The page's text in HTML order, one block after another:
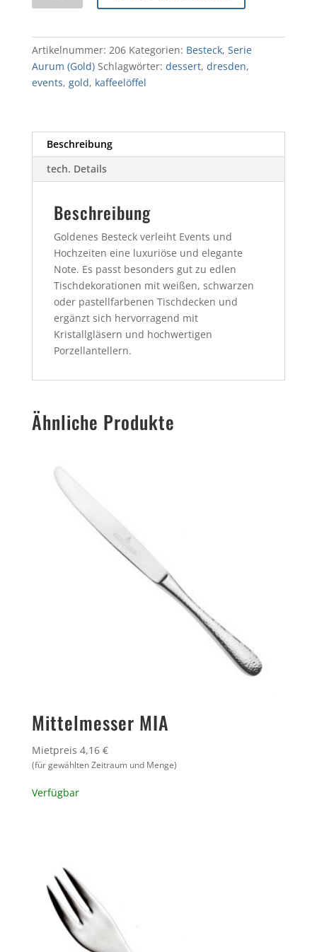
Artikelnummer: 206 Kategorien: Besteck, Serie
Aurum (Gold) Schlagwörter: dessert, dresden,
events, gold, kaffeelöffel
Beschreibung
tech. Details
Beschreibung
Goldenes Besteck verleiht Events und
Hochzeiten eine luxuriöse und elegante
Note. Es passt besonders gut zu edlen
Tischdekorationen mit weißen, schwarzen
oder pastellfarbenen Tischdecken und
ergänzt sich hervorragend mit
Kristallgläsern und hochwertigen
Porzellantellern.
Ähnliche Produkte
Mittelmesser MIA
Mietpreis 4,16 €
(für gewählten Zeitraum und Menge)
Verfügbar